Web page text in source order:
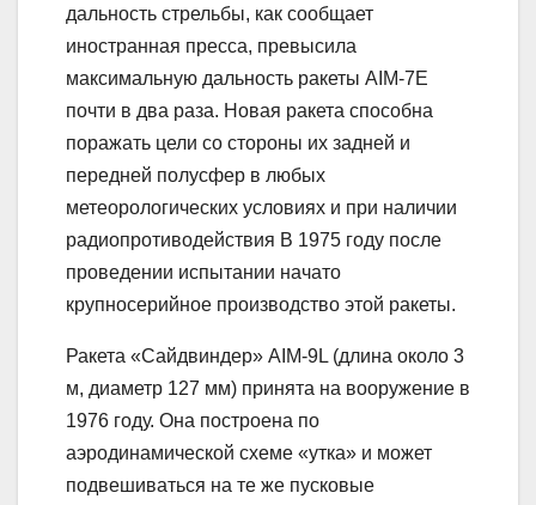
дальность стрельбы, как сообщает
иностранная пресса, превысила
максимальную дальность ракеты AIM-7E
почти в два раза. Новая ракета способна
поражать цели со стороны их задней и
передней полусфер в любых
метеорологических условиях и при наличии
радиопротиводействия В 1975 году после
проведении испытании начато
крупносерийное производство этой ракеты.
Ракета «Сайдвиндер» AIM-9L (длина около 3
м, диаметр 127 мм) принята на вооружение в
1976 году. Она построена по
аэродинамической схеме «утка» и может
подвешиваться на те же пусковые